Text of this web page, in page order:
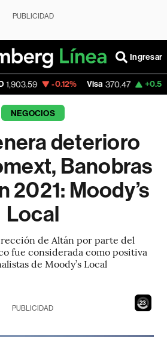
PUBLICIDAD
Ingresar
0.12% Visa 370.47 +0.52%
NEGOCIOS
deterioro
Banobras
2021: Moody’s
Local
de Altán por parte del
fue considerada como positiva
de Moody’s Local
21
PUBLICIDAD